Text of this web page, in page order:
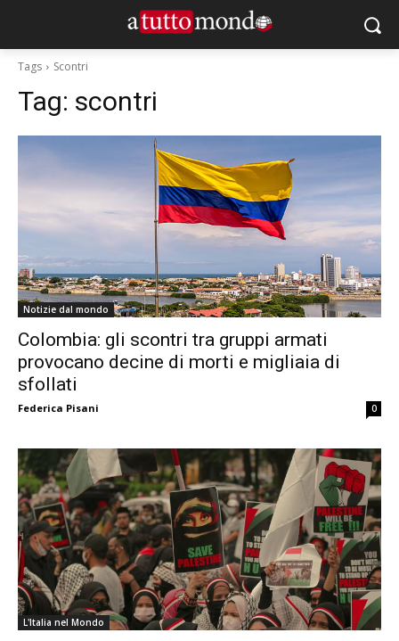
Tags Scontri
Tag: scontri
Notizie dal mondo
Colombia: gli scontri tra gruppi armati
provocano decine di morti e migliaia di
sfollati
Federica Pisani 0
L'Italia nel Mondo